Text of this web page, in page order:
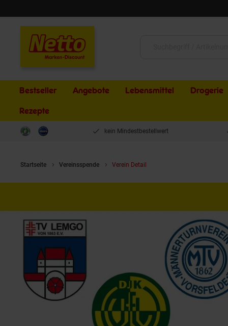
Bestseller Angebote Lebensmittel Drogerie
Rezepte
kein Mindestbestellwert
Startseite Vereinsspende Verein Detail